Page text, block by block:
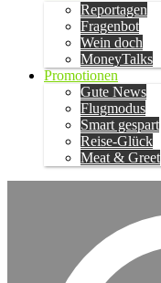
Reportagen
Fragenbot
Wein doch
MoneyTalks
Promotionen
Gute News
Flugmodus
Smart gespart
Reise-Glück
Meat & Greet